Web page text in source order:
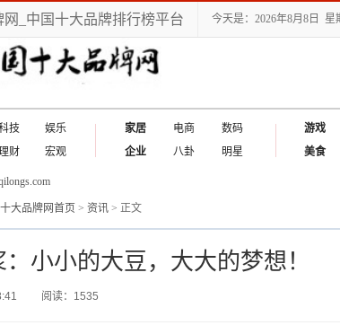
网_中国十大品牌排行榜平台 今天是：2026年8月8日 星
技
娱乐
财 宏观
家居 电商
数码
企业
八卦 明星
游戏
美食
大品牌网首页 > 资讯 > 正文
小小的大豆，大大的梦想！
阅读：1535